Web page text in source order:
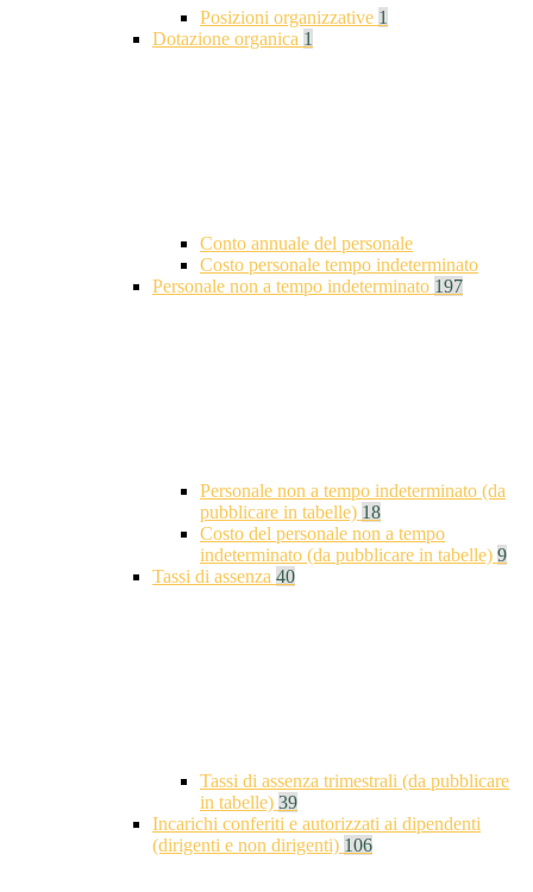
Posizioni organizzative 1
Dotazione organica 1
Conto annuale del personale
Costo personale tempo indeterminato
Personale non a tempo indeterminato 197
Personale non a tempo indeterminato (da
pubblicare in tabelle) 18
Costo del personale non a tempo
indeterminato (da pubblicare in tabelle) 9
Tassi di assenza 40
Tassi di assenza trimestrali (da pubblicare
in tabelle) 39
Incarichi conferiti e autorizzati ai dipendenti
(dirigenti e non dirigenti) 106